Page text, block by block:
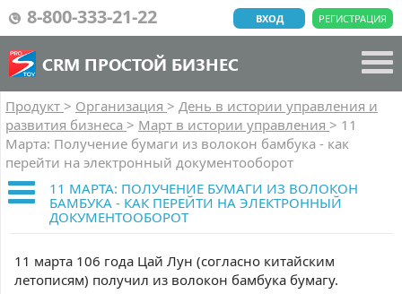
8-800-333-21-22 РЕГИСТРАЦИЯ
ВХОД
CRM ПРОСТОЙ БИЗНЕС
Продукт > Организация > День в истории управления и
развития бизнеса > Март в истории управления > 11
Марта: Получение бумаги из волокон бамбука - как
перейти на электронный документооборот
11 МАРТА: ПОЛУЧЕНИЕ БУМАГИ ИЗ ВОЛОКОН
БАМБУКА - КАК ПЕРЕЙТИ НА ЭЛЕКТРОННЫЙ
ДОКУМЕНТООБОРОТ
11 марта 106 года Цай Лун (согласно китайским
летописям) получил из волокон бамбука бумагу.